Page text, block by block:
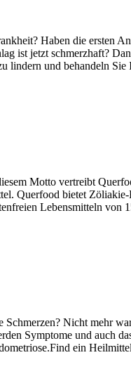
Haben die ersten
ist jetzt schmerzhaft?
lindern und behandeln Sie
Motto vertreibt
Querfood bietet
Lebensmitteln von
Schmerzen? Nicht mehr
Symptome und auch
ein